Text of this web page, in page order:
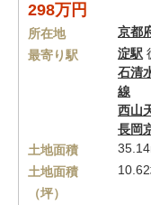
298万円
所在地 京都
最寄り駅
淀駅
石清
線
西山
長岡
土地面積
土地面積
（坪）